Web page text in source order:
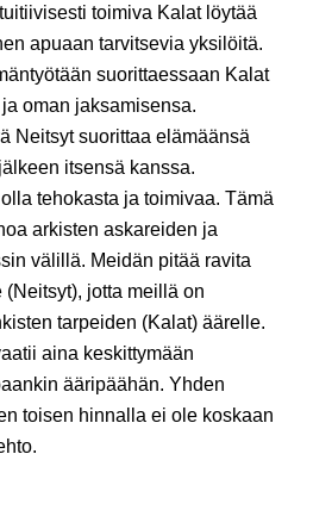
toimiva Kalat löytää
apuaan tarvitsevia yksilöitä.
suorittaessaan Kalat
oman jaksamisensa.
Neitsyt suorittaa elämäänsä
itsensä kanssa.
tehokasta ja toimivaa. Tämä
arkisten askareiden ja
välillä. Meidän pitää ravita
jotta meillä on
tarpeiden (Kalat) äärelle.
aina keskittymään
ääripäähän. Yhden
toisen hinnalla ei ole koskaan